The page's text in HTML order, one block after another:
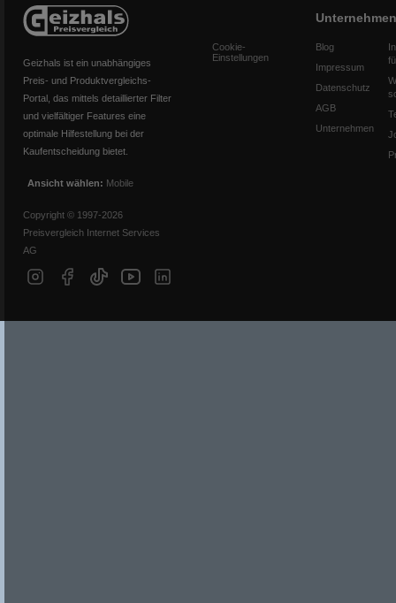
Geizhals ist ein unabhängiges
Preis- und Produktvergleichs-
Portal, das mittels detaillierter Filter
und vielfältiger Features eine
optimale Hilfestellung bei der
Kaufentscheidung bietet.
Ansicht wählen: Mobile
Copyright © 1997-2026
Preisvergleich Internet Services
AG
Cookie-
Einstellungen
Unternehmen
Blog
Impressum
Datenschutz
AGB
Unternehmen